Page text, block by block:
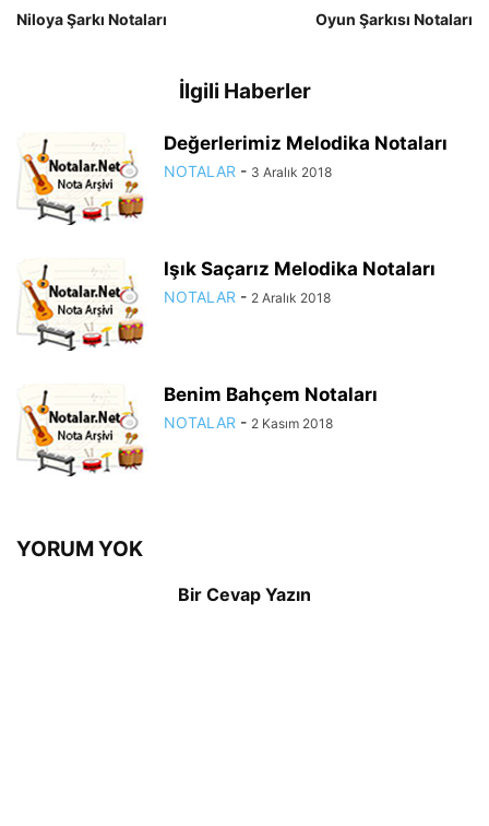
Niloya Şarkı Notaları Oyun Şarkısı Notaları
İlgili Haberler
Değerlerimiz Melodika Notaları
NOTALAR - 3 Aralık 2018
Işık Saçarız Melodika Notaları
NOTALAR - 2 Aralık 2018
Benim Bahçem Notaları
NOTALAR - 2 Kasım 2018
YORUM YOK
Bir Cevap Yazın